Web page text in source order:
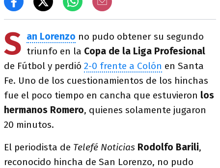
S an Lorenzo no pudo obtener su segundo
triunfo en la Copa de la Liga Profesional
de Fútbol y perdió 2-0 frente a Colón en Santa
Fe. Uno de los cuestionamientos de los hinchas
fue el poco tiempo en cancha que estuvieron los
hermanos Romero, quienes solamente jugaron
20 minutos.
El periodista de Telefé Noticias Rodolfo Barili,
reconocido hincha de San Lorenzo, no pudo